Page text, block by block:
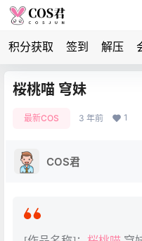
积分获取 签到 解压
桜桃喵 穹妹
最新COS 3 年前 1
COS君